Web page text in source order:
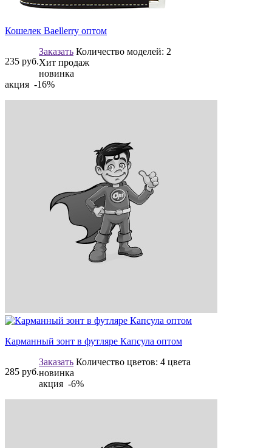
Кошелек Baellerry оптом
235 руб.
Заказать Количество моделей: 2
Хит продаж
новинка
акция -16%
Карманный зонт в футляре Капсула оптом
285 руб.
Заказать Количество цветов: 4 цвета
новинка
акция -6%